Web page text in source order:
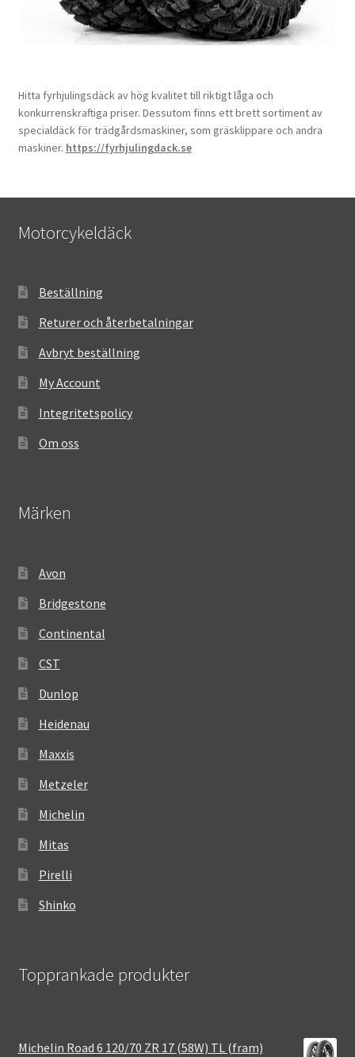
Hitta fyrhjulingsdäck av hög kvalitet till riktigt låga och
konkurrenskraftiga priser. Dessutom finns ett brett sortiment av
specialdäck för trädgårdsmaskiner, som gräsklippare och andra
maskiner. https://fyrhjulingdack.se
Motorcykeldäck
Beställning
Returer och återbetalningar
Avbryt beställning
My Account
Integritetspolicy
Om oss
Märken
Avon
Bridgestone
Continental
CST
Dunlop
Heidenau
Maxxis
Metzeler
Michelin
Mitas
Pirelli
Shinko
Topprankade produkter
Michelin Road 6 120/70 ZR 17 (58W) TL (fram)